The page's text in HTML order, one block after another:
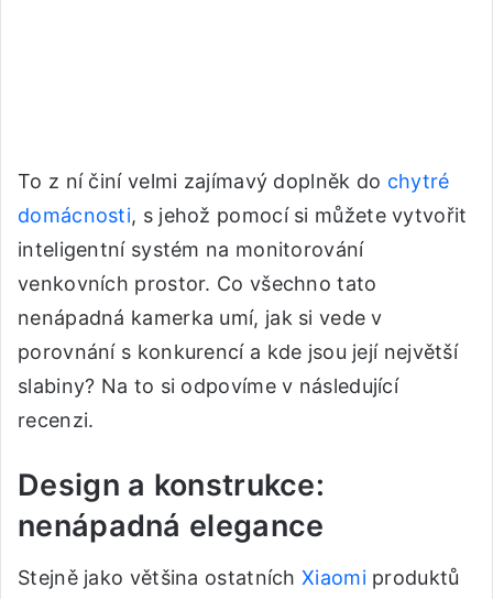
To z ní činí velmi zajímavý doplněk do chytré
domácnosti, s jehož pomocí si můžete vytvořit
inteligentní systém na monitorování
venkovních prostor. Co všechno tato
nenápadná kamerka umí, jak si vede v
porovnání s konkurencí a kde jsou její největší
slabiny? Na to si odpovíme v následující
recenzi.
Design a konstrukce:
nenápadná elegance
Stejně jako většina ostatníchXiaomiproduktů